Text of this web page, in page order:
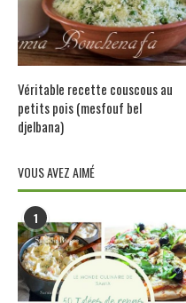
Véritable recette couscous au
petits pois (mesfouf bel
djelbana)
VOUS AVEZ AIMÉ
1